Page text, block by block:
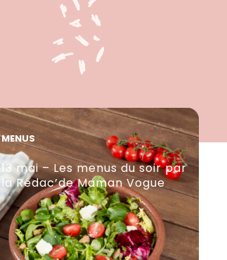
MENUS
13 mai – Les menus du soir par
la Rédac’de Maman Vogue